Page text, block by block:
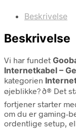
Beskrivelse
Beskrivelse
Vi har fundet
Internetkabel –
kategorien
øjeblikke? ð®
fortjener starter
om du er gaming-
ordentlige setup,